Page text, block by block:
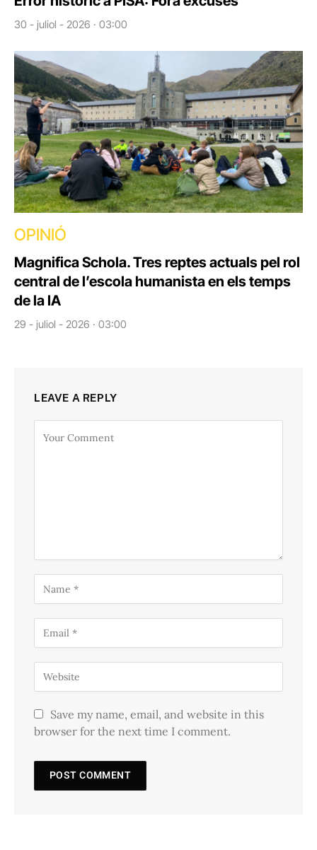
30 - juliol - 2026 · 03:00
OPINIÓ
Magnifica Schola. Tres reptes actuals pel rol
central de l’escola humanista en els temps
de la IA
29 - juliol - 2026 · 03:00
LEAVE A REPLY
Save my name, email, and website in this
browser for the next time I comment.